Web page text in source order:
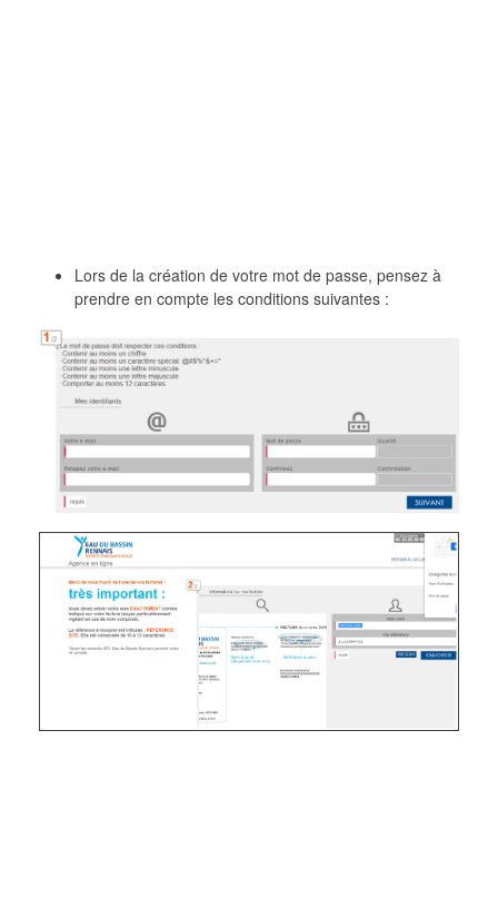
Lors de la création de votre mot de passe, pensez à
prendre en compte les conditions suivantes :